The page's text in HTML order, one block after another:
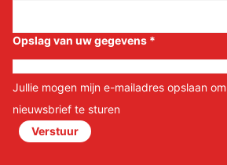
Opslag van uw gegevens *
Jullie mogen mijn e-mailadres opslaan
nieuwsbrief te sturen
Verstuur